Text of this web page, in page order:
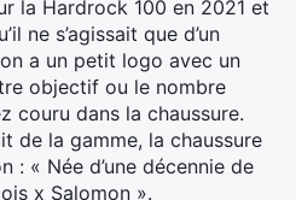
la Hardrock 100 en 2021 et
ne s’agissait que d’un
a un petit logo avec un
objectif ou le nombre
couru dans la chaussure.
de la gamme, la chaussure
: « Née d’une décennie de
x Salomon ».